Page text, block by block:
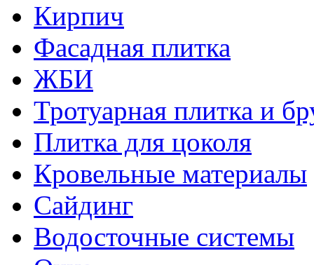
Кирпич
Фасадная плитка
ЖБИ
Тротуарная плитка и
Плитка для цоколя
Кровельные материалы
Сайдинг
Водосточные системы